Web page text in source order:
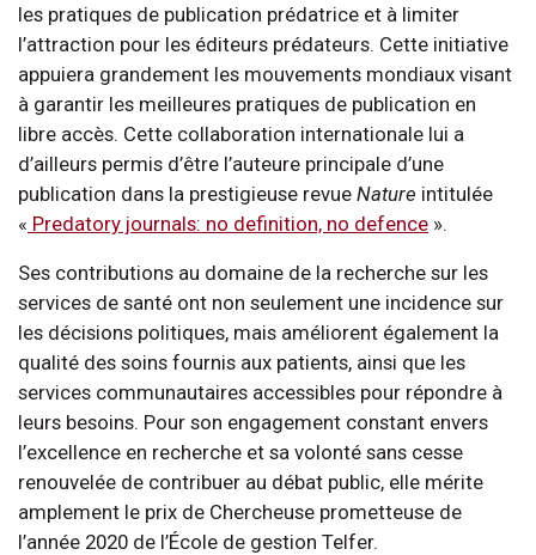
les pratiques de publication prédatrice et à limiter
l’attraction pour les éditeurs prédateurs. Cette initiative
appuiera grandement les mouvements mondiaux visant
à garantir les meilleures pratiques de publication en
libre accès. Cette collaboration internationale lui a
d’ailleurs permis d’être l’auteure principale d’une
publication dans la prestigieuse revue Nature intitulée
« Predatory journals: no definition, no defence ».
Ses contributions au domaine de la recherche sur les
services de santé ont non seulement une incidence sur
les décisions politiques, mais améliorent également la
qualité des soins fournis aux patients, ainsi que les
services communautaires accessibles pour répondre à
leurs besoins. Pour son engagement constant envers
l’excellence en recherche et sa volonté sans cesse
renouvelée de contribuer au débat public, elle mérite
amplement le prix de Chercheuse prometteuse de
l’année 2020 de l’École de gestion Telfer.